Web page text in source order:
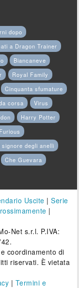
dopo
a Dragon Trainer
Biancaneve
Royal Family
Cinquanta sfumature
corsa
Virus
Harry Potter
signore degli anelli
Che Guevara
Uscite |Serie
|
Net s.r.l. P.IVA:
coordinamento di
riservati. È vietata
| Termini e